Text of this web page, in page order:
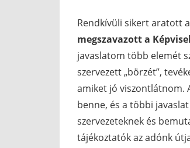
Rendkívüli sikert aratott
megszavazott a
javaslatom több elemét
szervezett „börzét”,
amiket jó viszontlátnom.
benne, és a többi
szervezeteknek és
tájékoztatók az adónk